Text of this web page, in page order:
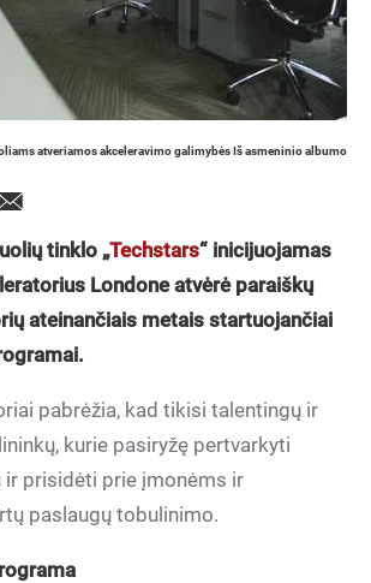
atveriamos akceleravimo galimybės Iš asmeninio albumo
tinklo „Techstars“ inicijuojamas
Londone atvėrė paraiškų
ateinančiais metais startuojančiai
pabrėžia, kad tikisi talentingų ir
kurie pasiryžę pertvarkyti
ir prisidėti prie įmonėms ir
paslaugų tobulinimo.